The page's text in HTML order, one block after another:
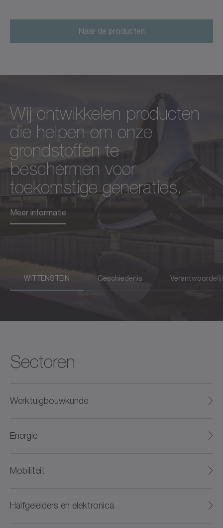
Naar de producten
Wij ontwikkelen producten
die helpen om onze
grondstoffen te
beschermen voor
toekomstige generaties.
Meer informatie
De afgelopen decennia zijn
we voortdurend
geëvolueerd en hebben we
onszelf opnieuw
gedefinieerd. Zonder te
vergeten waar we vandaan
komen.
Duurzaamheid en
maatschappelijke
verantwoordelijkheid zijn
voor ons de sleutel tot
langdurig succes en
innovatie.
WITTENSTEIN Geschiedenis
Sectoren
Werktuigbouwkunde
Energie
Mobiliteit
Halfgeleiders en elektronica